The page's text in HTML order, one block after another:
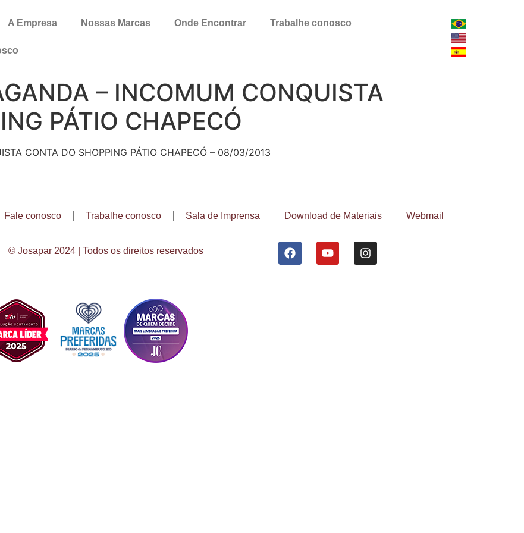
A Empresa Nossas Marcas Onde Encontrar Trabalhe conosco
– INCOMUM CONQUISTA
PÁTIO CHAPECÓ
CONTA DO SHOPPING PÁTIO CHAPECÓ – 08/03/2013
Fale conosco Trabalhe conosco Sala de Imprensa Download de Materiais Webmail
© Josapar 2024 | Todos os direitos reservados